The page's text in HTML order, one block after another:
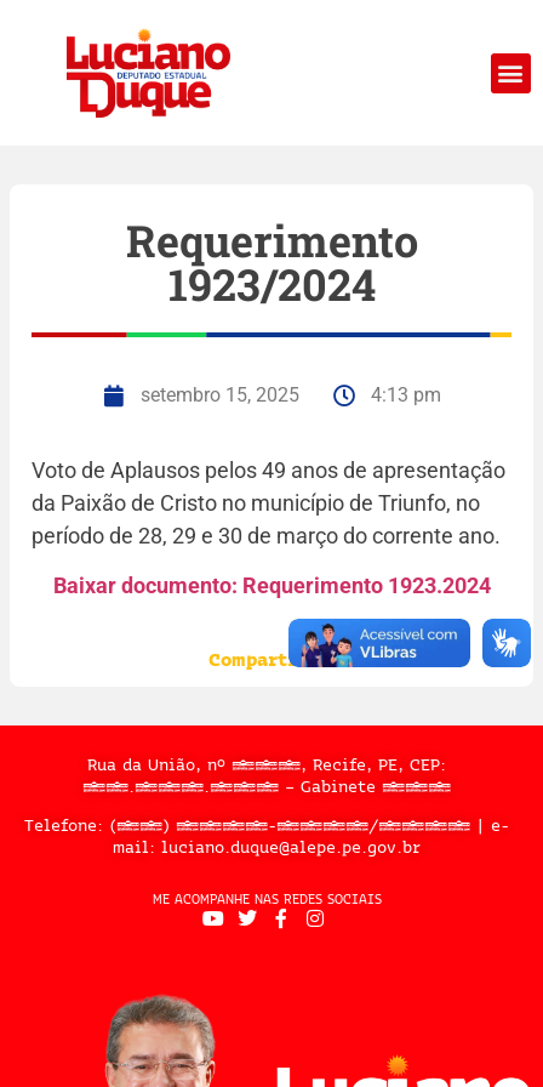
Requerimento
1923/2024
setembro 15, 2025 4:13 pm
Voto de Aplausos pelos 49 anos de apresentação
da Paixão de Cristo no município de Triunfo, no
período de 28, 29 e 30 de março do corrente ano.
Baixar documento: Requerimento 1923.2024
Compartilhe:
Rua da União, nº 397, Recife, PE, CEP:
50.050.909 – Gabinete 302
Telefone: (81) 3183-2467/2324 | e-
mail: luciano.duque@alepe.pe.gov.br
ME ACOMPANHE NAS REDES SOCIAIS